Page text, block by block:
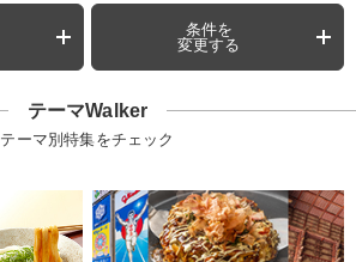
条件を
変更する
テーマWalker
テーマ別特集をチェック